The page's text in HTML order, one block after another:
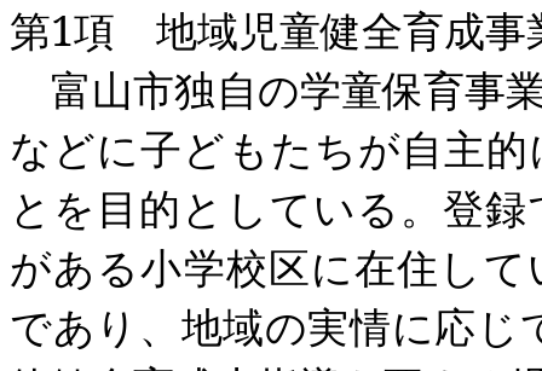
第1項 地域児童健全育成事
富山市独自の学童保育事
などに子どもたちが自主
とを目的としている。登
がある小学校区に在住して
であり、地域の実情に応じ